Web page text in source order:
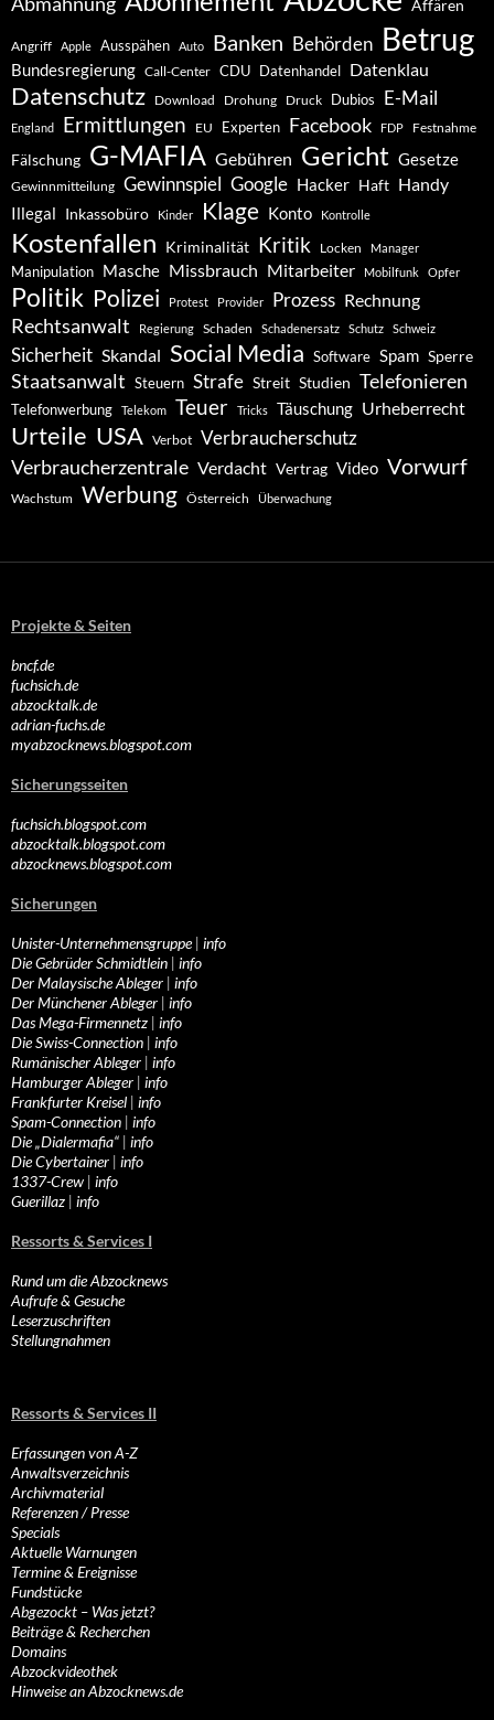
Affären
Angriff Apple Ausspähen Auto Banken Behörden Betrug
Bundesregierung Call-Center CDU Datenhandel Datenklau
Datenschutz Download Drohung Druck Dubios E-Mail
England Ermittlungen EU Experten Facebook FDP Festnahme
Fälschung G-MAFIA Gebühren Gericht Gesetze
Gewinnmitteilung Gewinnspiel Google Hacker Haft Handy
Illegal Inkassobüro Kinder Klage Konto Kontrolle
Kostenfallen Kriminalität Kritik Locken Manager
Manipulation Masche Missbrauch Mitarbeiter Mobilfunk Opfer
Politik Polizei Protest Provider Prozess Rechnung
Rechtsanwalt Regierung Schaden Schadenersatz Schutz Schweiz
Sicherheit Skandal Social Media Software Spam Sperre
Staatsanwalt Steuern Strafe Streit Studien Telefonieren
Telefonwerbung Telekom Teuer Tricks Täuschung Urheberrecht
Urteile USA Verbot Verbraucherschutz
Verbraucherzentrale Verdacht Vertrag Video Vorwurf
Wachstum Werbung Österreich Überwachung
Projekte & Seiten
bncf.de
fuchsich.de
abzocktalk.de
adrian-fuchs.de
myabzocknews.blogspot.com
Sicherungsseiten
fuchsich.blogspot.com
abzocktalk.blogspot.com
abzocknews.blogspot.com
Sicherungen
Unister-Unternehmensgruppe| info
Die Gebrüder Schmidtlein | info
Der Malaysische Ableger | info
Der Münchener Ableger | info
Das Mega-Firmennetz | info
Die Swiss-Connection | info
Rumänischer Ableger | info
Hamburger Ableger | info
Frankfurter Kreisel | info
Spam-Connection | info
Die „Dialermafia“ | info
Die Cybertainer | info
1337-Crew | info
Guerillaz | info
Ressorts & Services I
Rund um die Abzocknews
Aufrufe & Gesuche
Leserzuschriften
Stellungnahmen
Ressorts & Services II
Erfassungen von A-Z
Anwaltsverzeichnis
Archivmaterial
Referenzen / Presse
Specials
Aktuelle Warnungen
Termine & Ereignisse
Fundstücke
Abgezockt – Was jetzt?
Beiträge & Recherchen
Domains
Abzockvideothek
Hinweise an Abzocknews.de